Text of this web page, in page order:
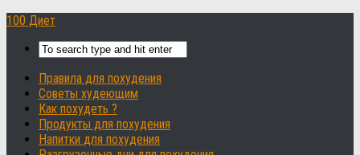
100 Диет
Правила для похудения
Советы худеющим
Как похудеть ?
Продукты для похудения
Напитки для похудения